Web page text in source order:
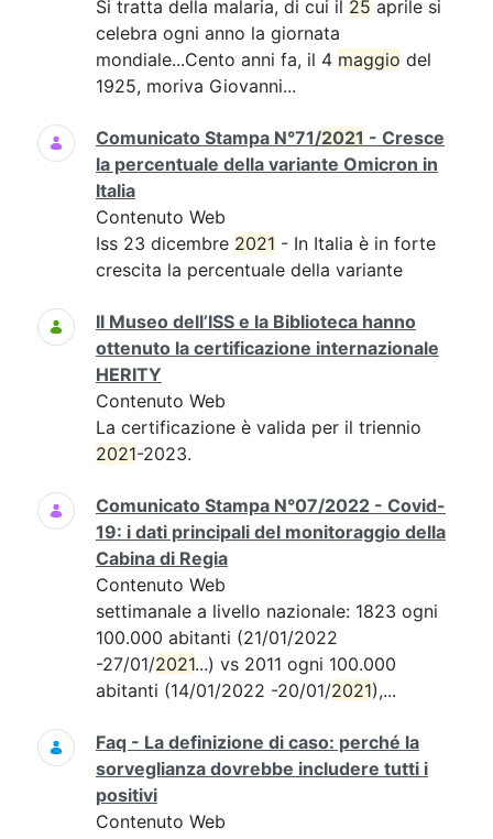
Si tratta della malaria, di cui il 25 aprile si
celebra ogni anno la giornata
mondiale...Cento anni fa, il 4 maggio del
1925, moriva Giovanni...
Comunicato Stampa N°71/2021 - Cresce
la percentuale della variante Omicron in
Italia
Contenuto Web
Iss 23 dicembre 2021 - In Italia è in forte
crescita la percentuale della variante
Il Museo dell’ISS e la Biblioteca hanno
ottenuto la certificazione internazionale
HERITY
Contenuto Web
La certificazione è valida per il triennio
2021-2023.
Comunicato Stampa N°07/2022 - Covid-
19: i dati principali del monitoraggio della
Cabina di Regia
Contenuto Web
settimanale a livello nazionale: 1823 ogni
100.000 abitanti (21/01/2022
-27/01/2021...) vs 2011 ogni 100.000
abitanti (14/01/2022 -20/01/2021),...
Faq - La definizione di caso: perché la
sorveglianza dovrebbe includere tutti i
positivi
Contenuto Web